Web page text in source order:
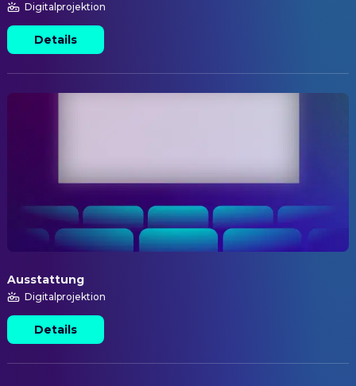
Digitalprojektion
Details
Ausstattung
Digitalprojektion
Details